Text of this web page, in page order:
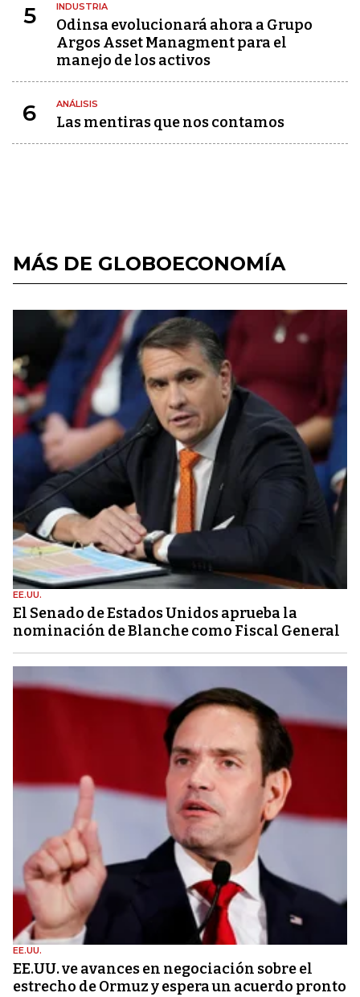
5 INDUSTRIA
Odinsa evolucionará ahora a Grupo
Argos Asset Managment para el
manejo de los activos
6 ANÁLISIS
Las mentiras que nos contamos
MÁS DE GLOBOECONOMÍA
EE.UU.
El Senado de Estados Unidos aprueba la
nominación de Blanche como Fiscal General
EE.UU.
EE.UU. ve avances en negociación sobre el
estrecho de Ormuz y espera un acuerdo pronto